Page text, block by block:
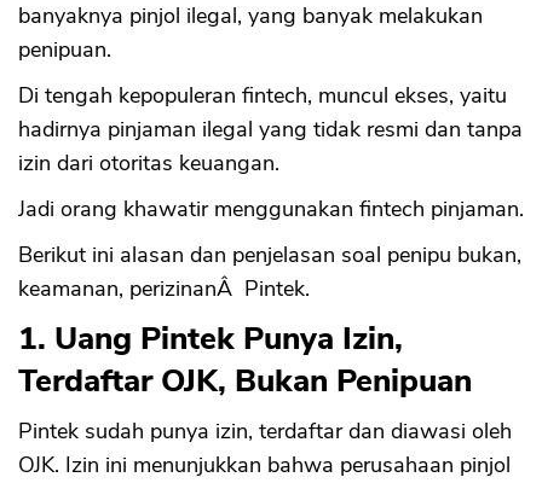
banyaknya pinjol ilegal, yang banyak melakukan
penipuan.
Di tengah kepopuleran fintech, muncul ekses, yaitu
hadirnya pinjaman ilegal yang tidak resmi dan tanpa
izin dari otoritas keuangan.
Jadi orang khawatir menggunakan fintech pinjaman.
Berikut ini alasan dan penjelasan soal penipu bukan,
keamanan, perizinanÂ Pintek.
1. Uang Pintek Punya Izin,
Terdaftar OJK, Bukan Penipuan
Pintek sudah punya izin, terdaftar dan diawasi oleh
OJK. Izin ini menunjukkan bahwa perusahaan pinjol